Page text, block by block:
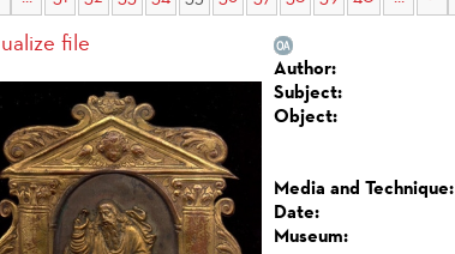
file
Author:
Subject:
Object:
Media and Technique:
Date:
Museum: